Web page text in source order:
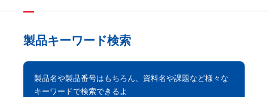
製品キーワード検索
製品名や製品番号はもちろん、資料名や課題など様々な
キーワードで検索できるよ